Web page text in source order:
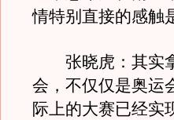
情特别直接的感触
张晓虎：其实拿
会，不仅仅是奥运
际上的大赛已经实